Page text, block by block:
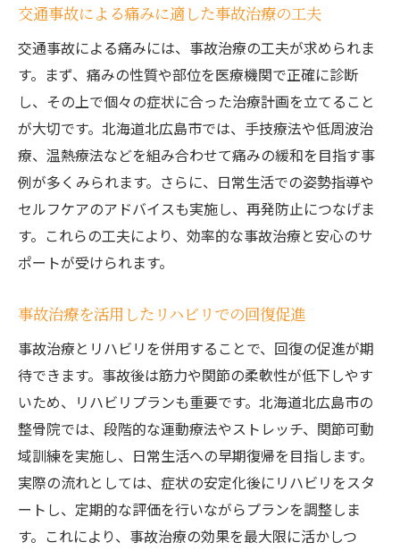
交通事故による痛みに適した事故治療の工夫
交通事故による痛みには、事故治療の工夫が求められま
す。まず、痛みの性質や部位を医療機関で正確に診断
し、その上で個々の症状に合った治療計画を立てること
が大切です。北海道北広島市では、手技療法や低周波治
療、温熱療法などを組み合わせて痛みの緩和を目指す事
例が多くみられます。さらに、日常生活での姿勢指導や
セルフケアのアドバイスも実施し、再発防止につなげま
す。これらの工夫により、効率的な事故治療と安心のサ
ポートが受けられます。
事故治療を活用したリハビリでの回復促進
事故治療とリハビリを併用することで、回復の促進が期
待できます。事故後は筋力や関節の柔軟性が低下しやす
いため、リハビリプランも重要です。北海道北広島市の
整骨院では、段階的な運動療法やストレッチ、関節可動
域訓練を実施し、日常生活への早期復帰を目指します。
実際の流れとしては、症状の安定化後にリハビリをスタ
ートし、定期的な評価を行いながらプランを調整しま
す。これにより、事故治療の効果を最大限に活かしつ